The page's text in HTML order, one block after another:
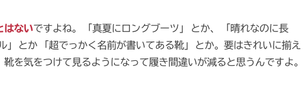
はないですよね。 「真夏にロングブーツ」 とか、
「晴れなのに長
」 とか 「超でっかく名前が書いてある靴」
とか。要はきれいに揃え
を気をつけて見るようになって履き間違いが減ると思うんですよ。